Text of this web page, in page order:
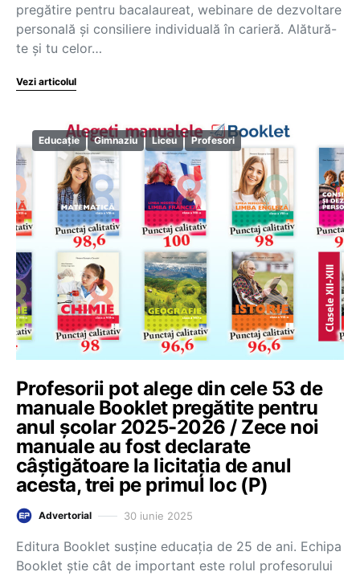
pregătire pentru bacalaureat, webinare de dezvoltare
personală și consiliere individuală în carieră. Alătură-
te și tu celor…
Vezi articolul
Educație Gimnaziu Liceu Profesori
Profesorii pot alege din cele 53 de
manuale Booklet pregătite pentru
anul școlar 2025-2026 / Zece noi
manuale au fost declarate
câștigătoare la licitația de anul
acesta, trei pe primul loc (P)
Advertorial 30 iunie 2025
Editura Booklet susține educația de 25 de ani. Echipa
Booklet știe cât de important este rolul profesorului